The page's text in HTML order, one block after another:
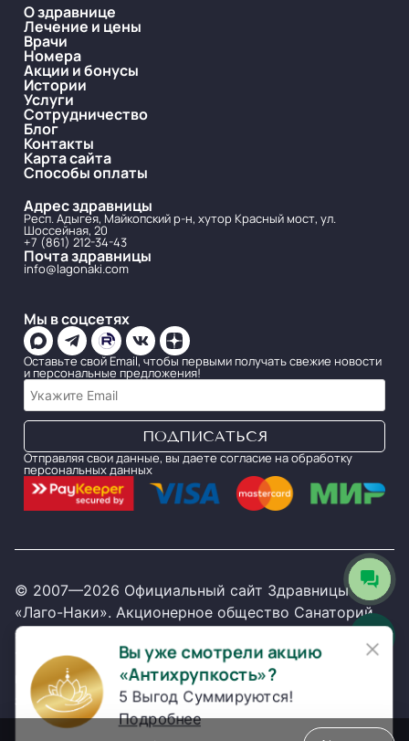
О здравнице
Лечение и цены
Врачи
Номера
Акции и бонусы
Истории
Услуги
Сотрудничество
Блог
Контакты
Карта сайта
Способы оплаты
Адрес здравницы
Респ. Адыгея, Майкопский р-н, хутор Красный мост, ул.
Шоссейная, 20
+7 (861) 212-34-43
Почта здравницы
info@lagonaki.com
Мы в соцсетях
Оставьте свой Email, чтобы первыми получать свежие новости
и персональные предложения!
Отправляя свои данные, вы даете согласие на обработку
персональных данных
© 2007—2026 Официальный сайт Здравницы
«Лаго-Наки». Акционерное общество Санаторий
Здравница «Лаго-Наки». ИНН 2321016334. ОГРН
1072321001015. Все права защищены.Политика
конфиденциальности.Политика обработки и
защиты персональных данных
×
Вы уже смотрели акцию
«Антихрупкость»?
5 Выгод Суммируются!
Подробнее